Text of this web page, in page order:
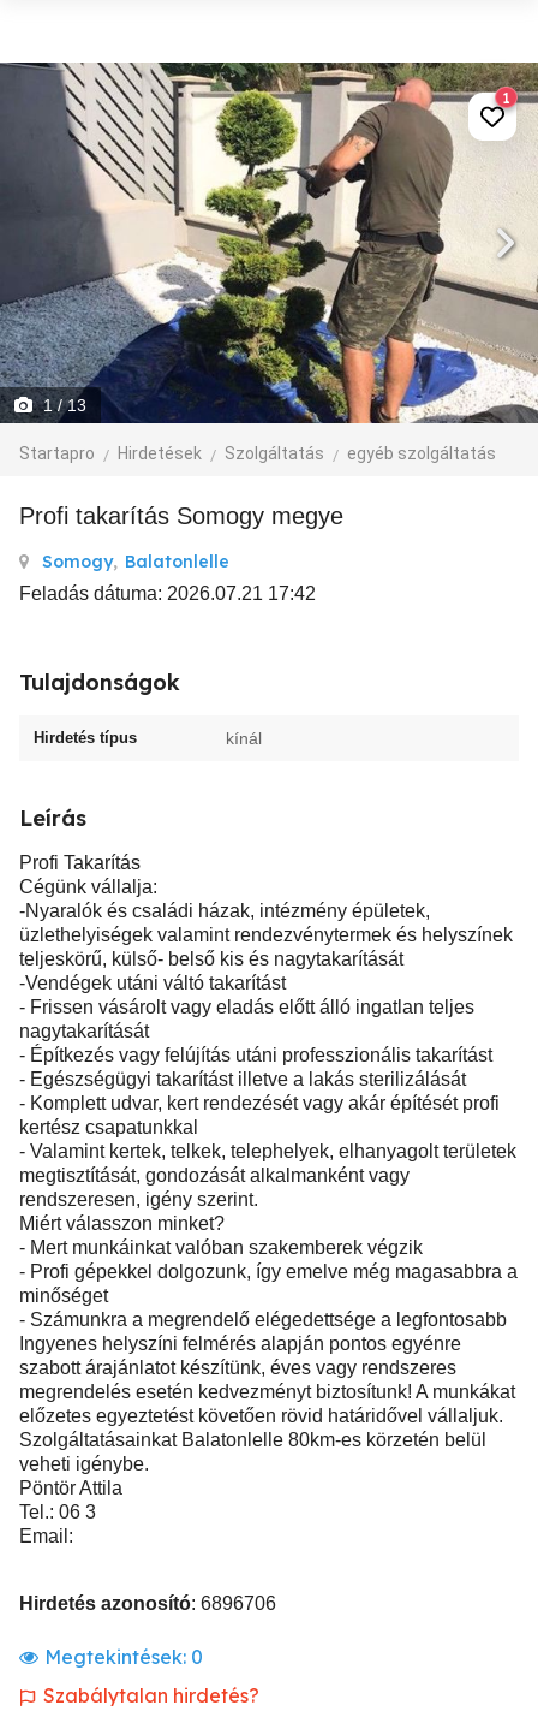
1/ 13
Startapro Hirdetések Szolgáltatás egyéb szolgáltatás
1
Profi takarítás Somogy megye
Somogy, Balatonlelle
Feladás dátuma: 2026.07.21 17:42
Tulajdonságok
Hirdetés típus kínál
Leírás
Profi Takarítás
Cégünk vállalja:
-Nyaralók és családi házak, intézmény épületek,
üzlethelyiségek valamint rendezvénytermek és helyszínek
teljeskörű, külső- belső kis és nagytakarítását
-Vendégek utáni váltó takarítást
- Frissen vásárolt vagy eladás előtt álló ingatlan teljes
nagytakarítását
- Építkezés vagy felújítás utáni professzionális takarítást
- Egészségügyi takarítást illetve a lakás sterilizálását
- Komplett udvar, kert rendezését vagy akár építését profi
kertész csapatunkkal
- Valamint kertek, telkek, telephelyek, elhanyagolt területek
megtisztítását, gondozását alkalmanként vagy
rendszeresen, igény szerint.
Miért válasszon minket?
- Mert munkáinkat valóban szakemberek végzik
- Profi gépekkel dolgozunk, így emelve még magasabbra a
minőséget
- Számunkra a megrendelő elégedettsége a legfontosabb
Ingyenes helyszíni felmérés alapján pontos egyénre
szabott árajánlatot készítünk, éves vagy rendszeres
megrendelés esetén kedvezményt biztosítunk! A munkákat
előzetes egyeztetést követően rövid határidővel vállaljuk.
Szolgáltatásainkat Balatonlelle 80km-es körzetén belül
veheti igénybe.
Pöntör Attila
Tel.: 06 3
Email:
Hirdetés azonosító: 6896706
Megtekintések: 0
Szabálytalan hirdetés?